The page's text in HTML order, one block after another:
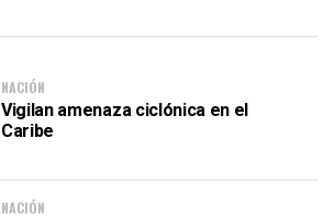
NACIÓN
Vigilan amenaza ciclónica en el
Caribe
NACIÓN